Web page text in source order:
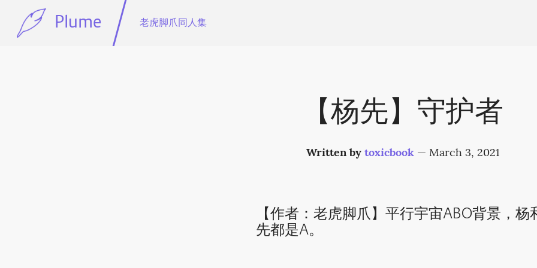
Plume 老虎脚爪同人集
【杨先】守护者
Written bytoxicbook — March 3, 2021
【作者：老虎脚爪】平行宇宙ABO背景，杨
先都是A。